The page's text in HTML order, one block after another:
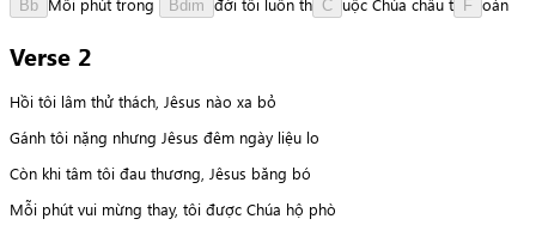
Bb Mỗi phút trong Bdim đời tôi luôn th C uộc Chúa châu t F oàn
Verse 2
Hồi tôi lâm thử thách, Jêsus nào xa bỏ
Gánh tôi nặng nhưng Jêsus đêm ngày liệu lo
Còn khi tâm tôi đau thương, Jêsus băng bó
Mỗi phút vui mừng thay, tôi được Chúa hộ phò